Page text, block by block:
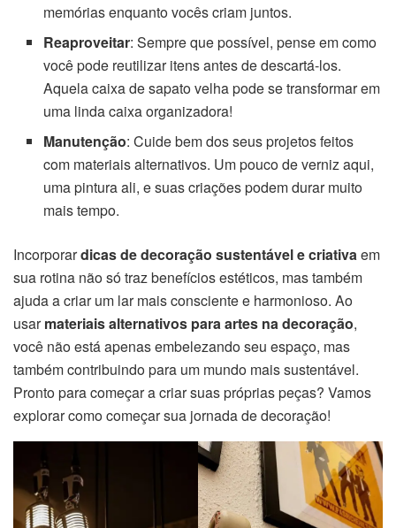
memórias enquanto vocês criam juntos.
Reaproveitar: Sempre que possível, pense em como
você pode reutilizar itens antes de descartá-los.
Aquela caixa de sapato velha pode se transformar em
uma linda caixa organizadora!
Manutenção: Cuide bem dos seus projetos feitos
com materiais alternativos. Um pouco de verniz aqui,
uma pintura ali, e suas criações podem durar muito
mais tempo.
Incorporardicas de decoração sustentável e criativaem
sua rotina não só traz benefícios estéticos, mas também
ajuda a criar um lar mais consciente e harmonioso. Ao
usarmateriais alternativos para artes na decoração,
você não está apenas embelezando seu espaço, mas
também contribuindo para um mundo mais sustentável.
Pronto para começar a criar suas próprias peças? Vamos
explorar como começar sua jornada de decoração!